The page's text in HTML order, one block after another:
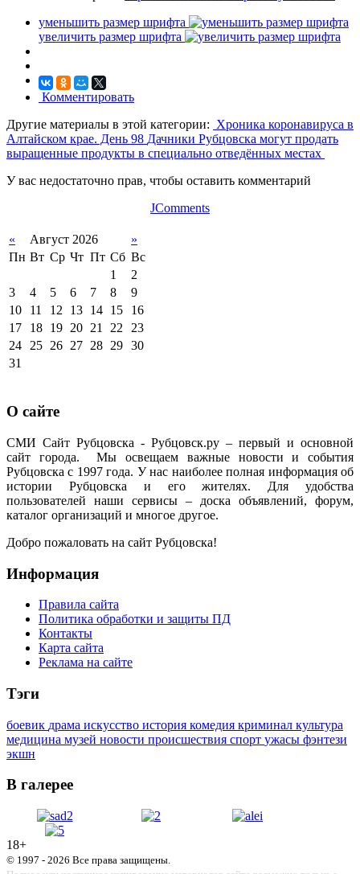
уменьшить размер шрифта
увеличить размер шрифта
Комментировать
Другие материалы в этой категории: Хроника коронавируса в
Алтайском крае. День 98 Дачники Рубцовска могут продать
выращенные продукты в специально отведённых местах
У вас недостаточно прав, чтобы оставить комментарий
JComments
« Август 2026
»
Пн Вт Ср Чт Пт Сб Вс
1
2
3
4 5 6 7 8
9
10
11 12 13 14 15
16
17
18 19 20 21 22
23
24
25 26 27 28 29 30
31
О сайте
СМИ Сайт Рубцовска - Рубцовск.ру – первый и основной
сайт города. Мы освещаем важные новости и события
Рубцовска с 1997 года. У нас наиболее полная информация об
истории Рубцовска и его жителях. Для удобства
пользователей наши сервисы – доска объявлений, форум,
каталог организаций и многое другое.
Добро пожаловать на сайт Рубцовска!
Информация
Правила сайта
Политика обработки и защиты ПД
Контакты
Карта сайта
Реклама на сайте
Тэги
боевик драма искусство история комедия криминал культура
медицина музей новости происшествия спорт ужасы фэнтези
экшн
В галерее
18+
© 1997 - 2026 Все права защищены.